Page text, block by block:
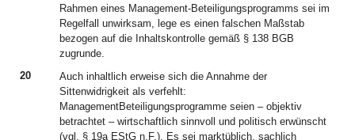
Rahmen eines Management-Beteiligungsprogramms sei im
Regelfall unwirksam, lege es einen falschen Maßstab
bezogen auf die Inhaltskontrolle gemäß § 138 BGB
zugrunde.
20
Auch inhaltlich erweise sich die Annahme der
Sittenwidrigkeit als verfehlt:
ManagementBeteiligungsprogramme seien – objektiv
betrachtet – wirtschaftlich sinnvoll und politisch erwünscht
(vgl. § 19a EStG n.F.). Es sei marktüblich, sachlich